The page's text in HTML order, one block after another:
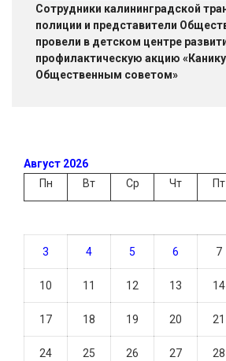
Сотрудники калининградской
полиции и представители
провели в детском центре
профилактическую акцию
Общественным советом»
Август 2026
Пн
Вт Ср Чт Пт
3 4 5 6 7
10 11 12 13 14
17 18 19 20 21
24 25 26 27 28